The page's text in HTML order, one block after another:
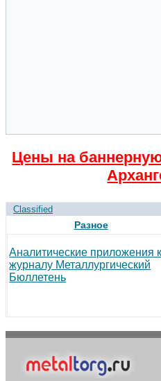
Цены на
Classified
Разное
Аналитические приложения к
журналу Металлургический
Бюллетень